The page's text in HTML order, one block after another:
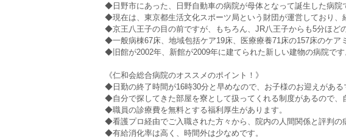
◆日野市にあった、日野自動車の病院が母体となって誕生した病院
◆現在は、東京都生活文化スポーツ局という財団が運営しており
◆京王八王子の目の前ですが、もちろん、JR八王子からも5分ほど
◆一般病棟67床、地域包括ケア19床、医療療養71床の157床のケア
◆旧館が2002年、新館が2009年に建てられた新しい建物の病院です
《仁和会総合病院のオススメのポイント！》
◆日勤の終了時間が16時30分と早めなので、お子様のお迎えがある
◆自分で探してきた部屋を寮として扱ってくれる制度があるので
◆職員の診療費を無料とする福利厚生があります。
◆看護プロ経由でご入職された方々から、院内の人間関係と評判の
◆有給消化率は高く、時間外は少なめです。